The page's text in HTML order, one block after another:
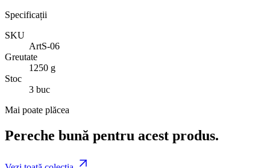
Specificații
SKU
ArtS-06
Greutate
1250 g
Stoc
3 buc
Mai poate plăcea
Pereche bună pentru acest produs.